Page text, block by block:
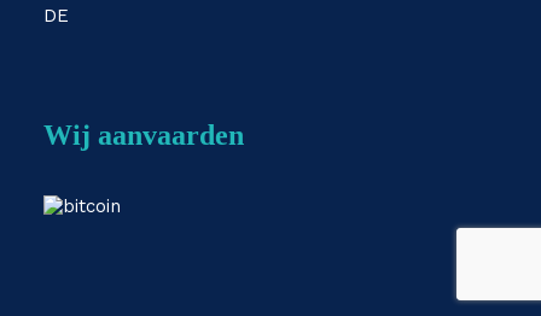
DE
Wij aanvaarden